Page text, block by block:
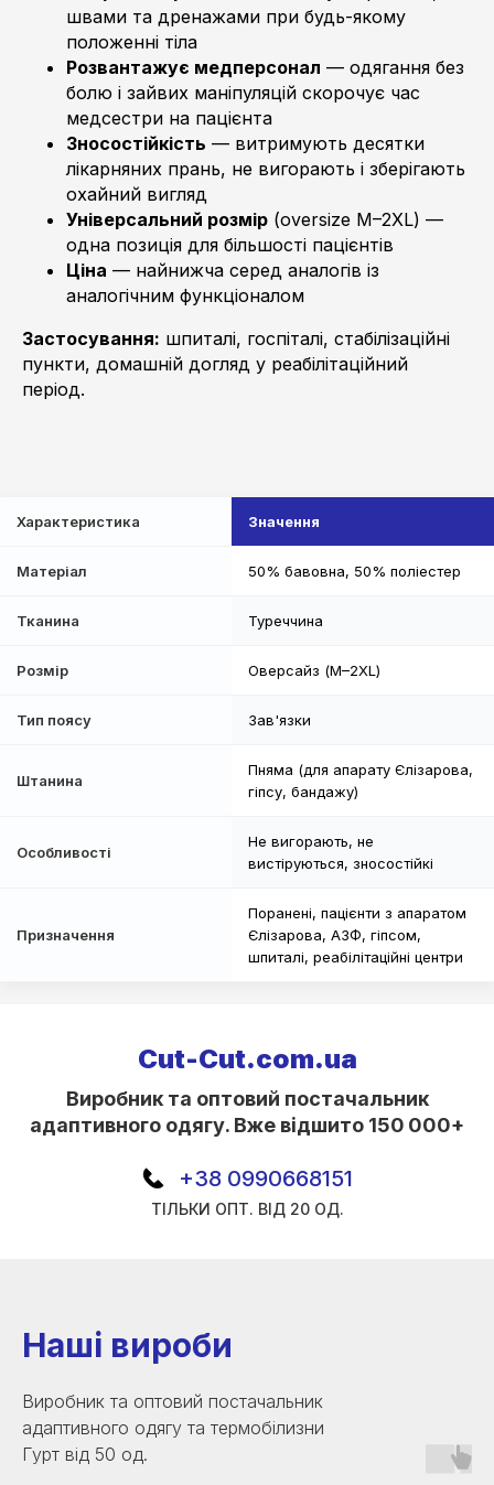
швами та дренажами при будь-якому
положенні тіла
Розвантажує медперсонал — одягання без
болю і зайвих маніпуляцій скорочує час
медсестри на пацієнта
Зносостійкість — витримують десятки
лікарняних прань, не вигорають і зберігають
охайний вигляд
Універсальний розмір (oversize M–2XL) —
одна позиція для більшості пацієнтів
Ціна — найнижча серед аналогів із
аналогічним функціоналом
Застосування: шпиталі, госпіталі, стабілізаційні
пункти, домашній догляд у реабілітаційний
період.
Характеристика Значення
Матеріал 50% бавовна, 50% поліестер
Тканина Туреччина
Розмір Оверсайз (M–2XL)
Тип поясу Зав'язки
Штанина
Пняма (для апарату Єлізарова,
гіпсу, бандажу)
Особливості
Не вигорають, не
вистіруються, зносостійкі
Призначення
Поранені, пацієнти з апаратом
Єлізарова, АЗФ, гіпсом,
шпиталі, реабілітаційні центри
Сut-Cut.com.ua
Виробник та оптовий постачальник
адаптивного одягу. Вже відшито 150 000+
+38 0990668151
ТІЛЬКИ ОПТ. ВІД 20 ОД.
Наші вироби
Виробник та оптовий постачальник
адаптивного одягу та термобілизни
Гурт від 50 од.